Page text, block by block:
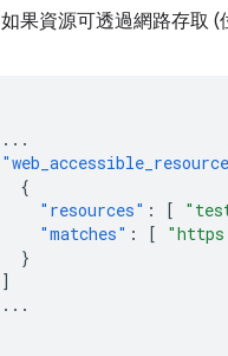
如果資源可透過網路存取 (
...
{
"resources" : [
"matches" : [
}
]
...